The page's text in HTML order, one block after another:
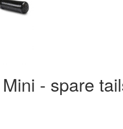
- spare